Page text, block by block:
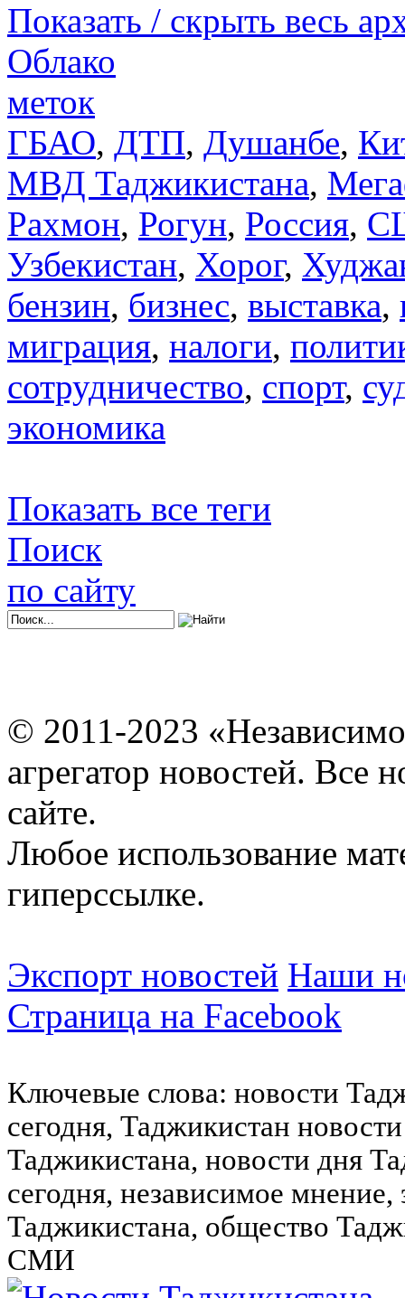
Показать / скрыть весь
Облако
меток
ГБАО, ДТП, Душанбе,
МВД Таджикистана,
Рахмон, Рогун, Россия,
Узбекистан, Хорог,
бензин, бизнес, выставка,
миграция, налоги,
сотрудничество, спорт,
экономика
Показать все теги
Поиск
по сайту
© 2011-2023
агрегатор новостей. Все
сайте.
Любое использование
гиперссылке.
Экспорт новостей Наши
Страница на Facebook
Ключевые слова: новости
сегодня, Таджикистан
Таджикистана, новости дня
сегодня, независимое
Таджикистана, общество
СМИ